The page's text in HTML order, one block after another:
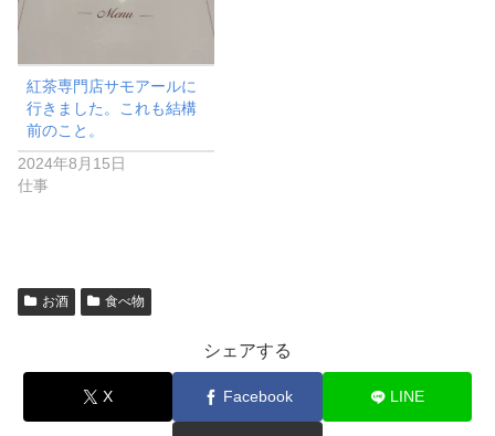
紅茶専門店サモアールに
行きました。これも結構
前のこと。
2024年8月15日
仕事
お酒 食べ物
シェアする
X Facebook LINE